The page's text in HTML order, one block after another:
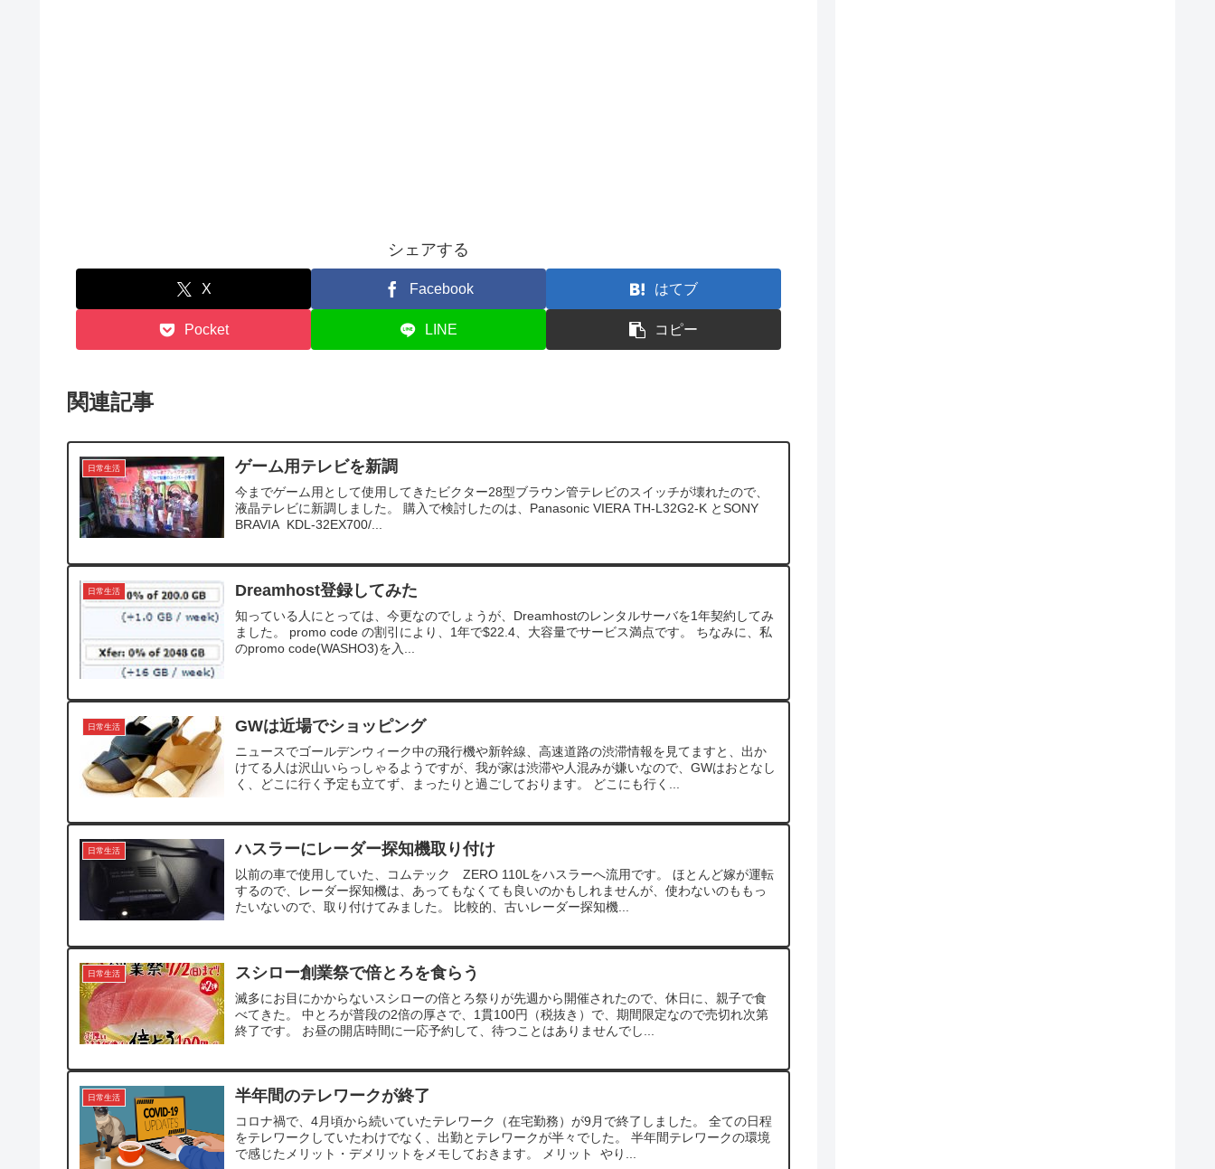
シェアする
X Facebook はてブ
Pocket LINE コピー
関連記事
日常生活 ゲーム用テレビを新調
今までゲーム用として使用してきたビクター28型ブラウン管テレビのスイッチが壊れたので、
液晶テレビに新調しました。 購入で検討したのは、Panasonic VIERA TH-L32G2-K とSONY
BRAVIA KDL-32EX700/...
日常生活 Dreamhost登録してみた
知っている人にとっては、今更なのでしょうが、Dreamhostのレンタルサーバを1年契約してみ
ました。 promo code の割引により、1年で$22.4、大容量でサービス満点です。 ちなみに、私
のpromo code(WASHO3)を入...
日常生活 GWは近場でショッピング
ニュースでゴールデンウィーク中の飛行機や新幹線、高速道路の渋滞情報を見てますと、出か
けてる人は沢山いらっしゃるようですが、我が家は渋滞や人混みが嫌いなので、GWはおとなし
く、どこに行く予定も立てず、まったりと過ごしております。 どこにも行く...
日常生活 ハスラーにレーダー探知機取り付け
以前の車で使用していた、コムテック ZERO 110Lをハスラーへ流用です。 ほとんど嫁が運転
するので、レーダー探知機は、あってもなくても良いのかもしれませんが、使わないのももっ
たいないので、取り付けてみました。 比較的、古いレーダー探知機...
日常生活 スシロー創業祭で倍とろを食らう
滅多にお目にかからないスシローの倍とろ祭りが先週から開催されたので、休日に、親子で食
べてきた。 中とろが普段の2倍の厚さで、1貫100円（税抜き）で、期間限定なので売切れ次第
終了です。 お昼の開店時間に一応予約して、待つことはありませんでし...
日常生活 半年間のテレワークが終了
コロナ禍で、4月頃から続いていたテレワーク（在宅勤務）が9月で終了しました。 全ての日程
をテレワークしていたわけでなく、出勤とテレワークが半々でした。 半年間テレワークの環境
で感じたメリット・デメリットをメモしておきます。 メリット やり...